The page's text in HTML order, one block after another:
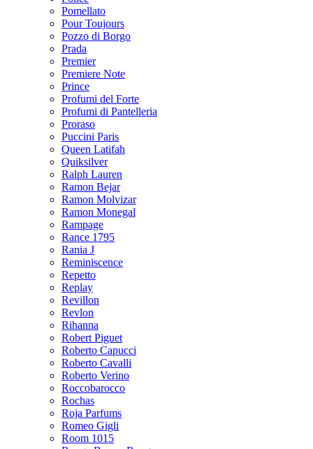
Pomellato
Pour Toujours
Pozzo di Borgo
Prada
Premier
Premiere Note
Prince
Profumi del Forte
Profumi di Pantelleria
Proraso
Puccini Paris
Queen Latifah
Quiksilver
Ralph Lauren
Ramon Bejar
Ramon Molvizar
Ramon Monegal
Rampage
Rance 1795
Rania J
Reminiscence
Repetto
Replay
Revillon
Revlon
Rihanna
Robert Piguet
Roberto Capucci
Roberto Cavalli
Roberto Verino
Roccobarocco
Rochas
Roja Parfums
Romeo Gigli
Room 1015